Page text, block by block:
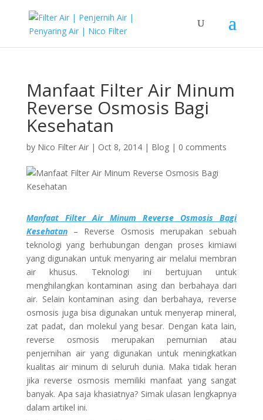
Manfaat Filter Air Minum
Reverse Osmosis Bagi
Kesehatan
by Nico Filter Air| Oct 8, 2014| Blog| 0 comments
Manfaat Filter Air Minum Reverse Osmosis Bagi
Kesehatan– Reverse Osmosis merupakan sebuah
teknologi yang berhubungan dengan proses kimiawi
yang digunakan untuk menyaring air melalui membran
air khusus. Teknologi ini bertujuan untuk
menghilangkan kontaminan asing dan berbahaya dari
air. Selain kontaminan asing dan berbahaya, reverse
osmosis juga bisa digunakan untuk menyerap mineral,
zat padat, dan molekul yang besar. Dengan kata lain,
reverse osmosis merupakan pemurnian atau
penjernihan air yang digunakan untuk meningkatkan
kualitas air minum di seluruh dunia. Maka tidak heran
jika reverse osmosis memiliki manfaat yang sangat
banyak. Apa saja khasiatnya? Simak ulasan lengkapnya
dalam artikel ini.